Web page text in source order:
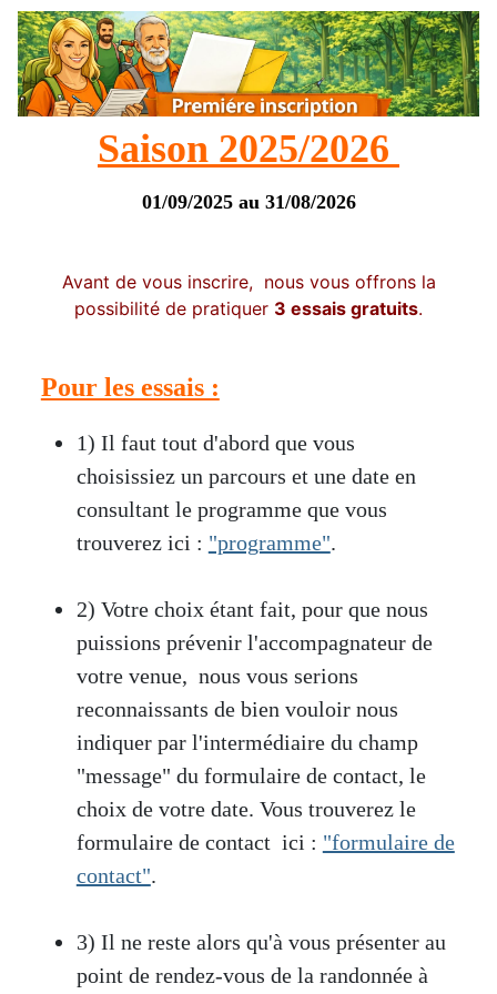
Saison 2025/2026
01/09/2025 au 31/08/2026
Avant de vous inscrire, nous vous offrons la
possibilité de pratiquer 3 essais gratuits.
Pour les essais :
1) Il faut tout d'abord que vous
choisissiez un parcours et une date en
consultant le programme que vous
trouverez ici : "programme".
2) Votre choix étant fait, pour que nous
puissions prévenir l'accompagnateur de
votre venue, nous vous serions
reconnaissants de bien vouloir nous
indiquer par l'intermédiaire du champ
"message" du formulaire de contact, le
choix de votre date. Vous trouverez le
formulaire de contact ici : "formulaire de
contact".
3) Il ne reste alors qu'à vous présenter au
point de rendez-vous de la randonnée à